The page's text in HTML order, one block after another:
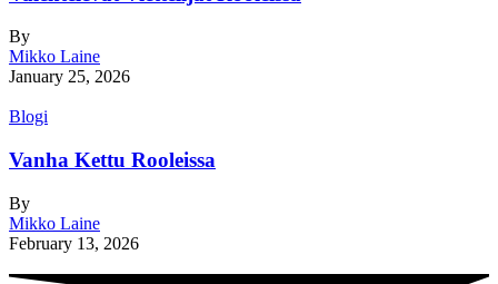
By
Mikko Laine
January 25, 2026
Blogi
Vanha Kettu Rooleissa
By
Mikko Laine
February 13, 2026